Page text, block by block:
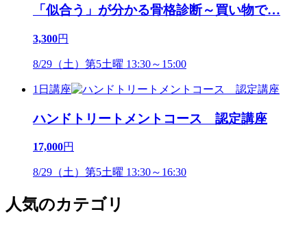
「似合う」が分かる骨格診断～買い物で…
3,300円
8/29（土）第5土曜 13:30～15:00
1日講座
ハンドトリートメントコース 認定講座
17,000円
8/29（土）第5土曜 13:30～16:30
人気のカテゴリ